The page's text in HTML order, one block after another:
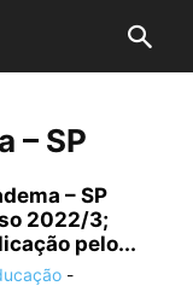
– SP
– SP
2022/3;
pelo...
-